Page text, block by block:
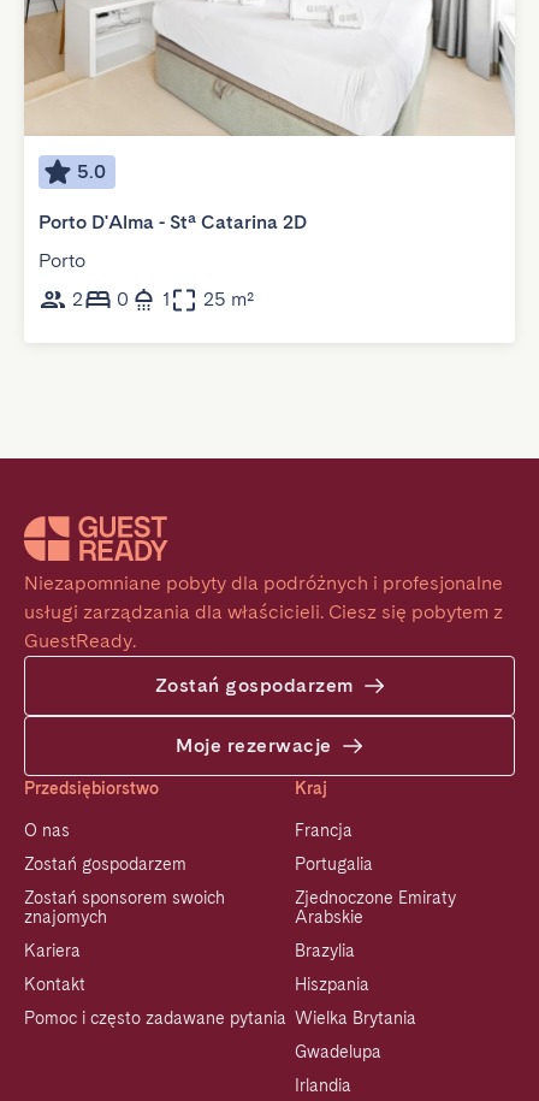
5.0
Porto D'Alma - Stª Catarina 2D
Porto
2
0 1 25 m²
Niezapomniane pobyty dla podróżnych i profesjonalne
usługi zarządzania dla właścicieli. Ciesz się pobytem z
GuestReady.
Zostań gospodarzem
Moje rezerwacje
Przedsiębiorstwo
O nas
Zostań gospodarzem
Zostań sponsorem swoich
znajomych
Kariera
Kontakt
Pomoc i często zadawane pytania
Kraj
Francja
Portugalia
Zjednoczone Emiraty
Arabskie
Brazylia
Hiszpania
Wielka Brytania
Gwadelupa
Irlandia